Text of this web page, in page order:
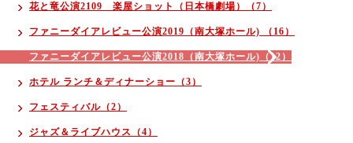
花と竜公演2109 楽屋ショット（日本橋劇場）（7）
ファニーダイアレビュー公演2019（南大塚ホール) （16）
ファニーダイアレビュー公演2018（南大塚ホール)（12）
ホテル ランチ＆ディナーショー（3）
フェスティバル（2）
ジャズ＆ライブハウス（4）